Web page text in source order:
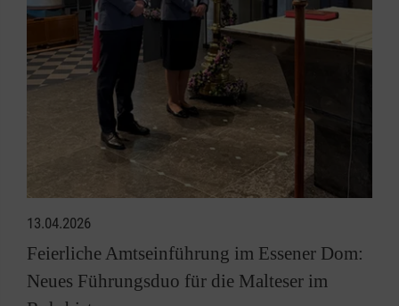
13.04.2026
Feierliche Amtseinführung im Essener Dom:
Neues Führungsduo für die Malteser im